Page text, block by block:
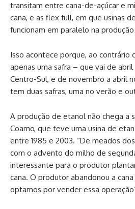
transitam entre cana-de-açúcar e
cana, e as flex full, em que usinas
funcionam em paralelo na
Isso acontece porque, ao contrário
apenas uma safra – que vai de
Centro-Sul, e de novembro a abril
tem duas safras, uma no verão e
A produção de etanol não chega a
Coamo, que teve uma usina de
entre 1985 e 2003. “De meados
com o advento do milho de
interessante para o produtor
cana. O produtor abandonou a
optamos por vender essa